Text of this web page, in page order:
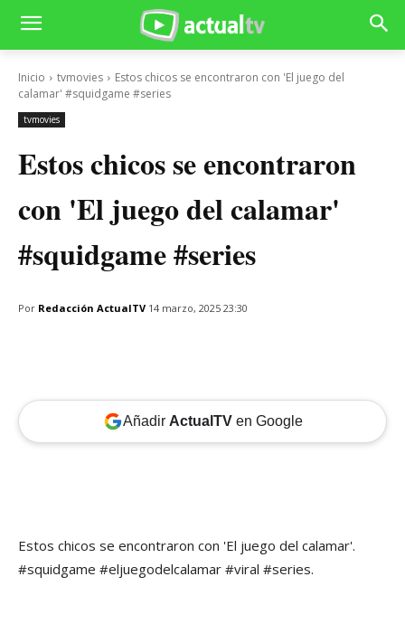
Inicio tvmovies
Estos chicos se encontraron con 'El juego del
calamar' #squidgame #series
tvmovies
Estos chicos se encontraron
con 'El juego del calamar'
#squidgame #series
Por Redacción ActualTV 14 marzo, 2025 23:30
Añadir ActualTVen Google
Estos chicos se encontraron con 'El juego del calamar'.
#squidgame #eljuegodelcalamar #viral #series.